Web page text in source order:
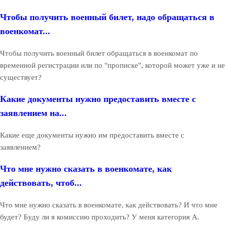
Чтобы получить военный билет, надо обращаться в
военкомат...
Чтобы получить военный билет обращаться в военкомат по
временной регистрации или по "прописке", которой может уже и не
существует?
Какие документы нужно предоставить вместе с
заявлением на...
Какие еще документы нужно им предоставить вместе с
заявлением?
Что мне нужно сказать в военкомате, как
действовать, чтоб...
Что мне нужно сказать в военкомате, как действовать? И что мне
будет? Буду ли я комиссию проходить? У меня категория А.